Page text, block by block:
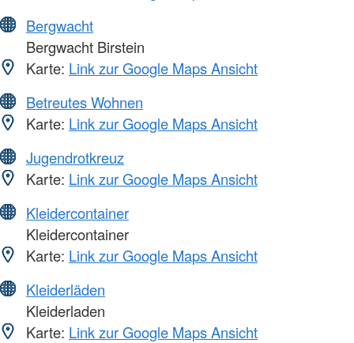
Bergwacht
Bergwacht Birstein
Karte: Link zur Google Maps Ansicht
Betreutes Wohnen
Karte: Link zur Google Maps Ansicht
Jugendrotkreuz
Karte: Link zur Google Maps Ansicht
Kleidercontainer
Kleidercontainer
Karte: Link zur Google Maps Ansicht
Kleiderläden
Kleiderladen
Karte: Link zur Google Maps Ansicht